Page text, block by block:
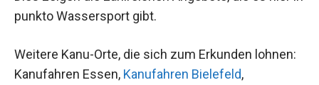
punkto Wassersport gibt.
Weitere Kanu-Orte, die sich zum Erkunden lohnen:
Kanufahren Essen, Kanufahren Bielefeld,